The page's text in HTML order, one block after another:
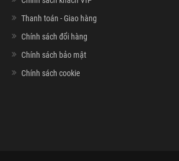
Thanh toán - Giao hàng
Chính sách đổi hàng
Chính sách bảo mật
Chính sách cookie